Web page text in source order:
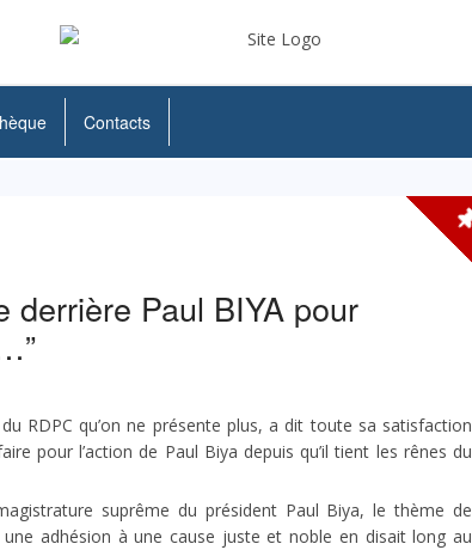
Contacts
derrière Paul BIYA pour
RDPC qu’on ne présente plus, a dit toute sa satisfaction
pour l’action de Paul Biya depuis qu’il tient les rênes du
suprême du président Paul Biya, le thème de
adhésion à une cause juste et noble en disait long au